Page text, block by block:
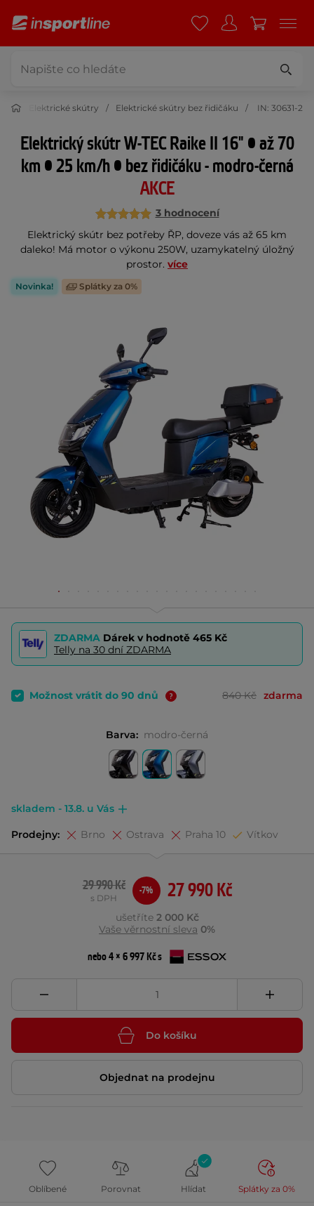
Elektrické skútry Elektrické skútry bez řidičáku IN: 30631-2
Elektrický skútr W-TEC Raike II 16" • až 70
km • 25 km/h • bez řidičáku - modro-černá
AKCE
3 hodnocení
Elektrický skútr bez potřeby ŘP, doveze vás až 65 km
daleko! Má motor o výkonu 250W, uzamykatelný úložný
prostor. více
Novinka! Splátky za 0%
ZDARMA Dárek v hodnotě 465 Kč
Telly na 30 dní ZDARMA
Možnost vrátit do 90 dnů 840 Kč zdarma
Barva: modro-černá
skladem - 13.8. u Vás
Prodejny: Brno Ostrava Praha 10 Vítkov
27 990 Kč
29 990 Kč
s DPH
-7%
ušetříte 2 000 Kč
Vaše věrnostní sleva 0%
nebo 4 × 6 997 Kč s
Do košíku
Objednat na prodejnu
Oblíbené Porovnat Hlídat Splátky za 0%